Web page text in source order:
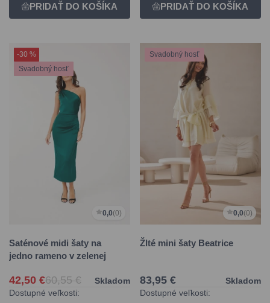
-30 %
Svadobný hosť
0,0(0)
Saténové midi šaty na
jedno rameno v zelenej
42,50 €60,55 €
Skladom
Dostupné veľkosti:
Svadobný hosť
0,0(0)
Žlté mini šaty Beatrice
83,95 €
Skladom
Dostupné veľkosti: